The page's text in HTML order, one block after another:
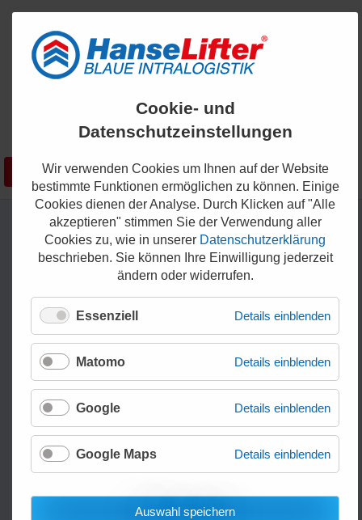
Cookie- und
Datenschutzeinstellungen
Wir verwenden Cookies um Ihnen auf der Website
bestimmte Funktionen ermöglichen zu können. Einige
Cookies dienen der Analyse. Durch Klicken auf "Alle
akzeptieren" stimmen Sie der Verwendung aller
Cookies zu, wie in unserer Datenschutzerklärung
beschrieben. Sie können Ihre Einwilligung jederzeit
ändern oder widerrufen.
Essenziell Details einblenden
Matomo Details einblenden
Google Details einblenden
Google Maps Details einblenden
Auswahl speichern
ENGLISH
KONTAKT
SHOP Suchen